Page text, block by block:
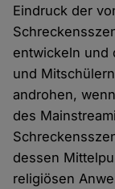
Eindruck der
entwickeln und
und
androhen,
des
dessen
religiösen